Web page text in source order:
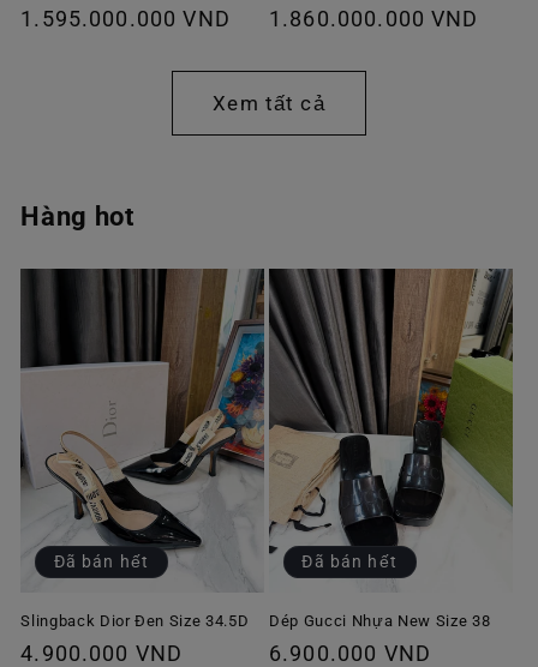
Giá
1.595.000.000 VND
Giá
thường
1.860.000.000 VND
Xem tất cả
Hàng hot
Đã bán hết
Slingback Dior Đen Size 34.5D
Giá
4.900.000 VND
Đã bán hết
Dép Gucci Nhựa New Size 38
Giá
6.900.000 VND